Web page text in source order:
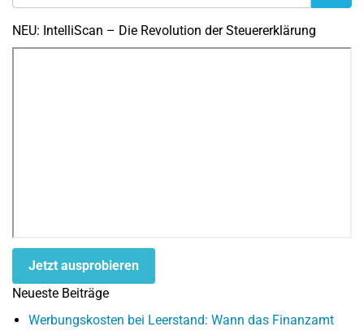
NEU: IntelliScan – Die Revolution der Steuererklärung
Jetzt ausprobieren
Neueste Beiträge
Werbungskosten bei Leerstand: Wann das Finanzamt